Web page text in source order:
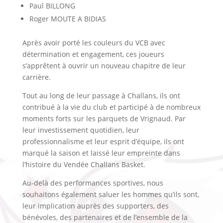
Paul BILLONG
Roger MOUTE A BIDIAS
Après avoir porté les couleurs du VCB avec
détermination et engagement, ces joueurs
s’apprêtent à ouvrir un nouveau chapitre de leur
carrière.
Tout au long de leur passage à Challans, ils ont
contribué à la vie du club et participé à de nombreux
moments forts sur les parquets de Vrignaud. Par
leur investissement quotidien, leur
professionnalisme et leur esprit d’équipe, ils ont
marqué la saison et laissé leur empreinte dans
l’histoire du Vendée Challans Basket.
Au-delà des performances sportives, nous
souhaitons également saluer les hommes qu’ils sont,
leur implication auprès des supporters, des
bénévoles, des partenaires et de l’ensemble de la